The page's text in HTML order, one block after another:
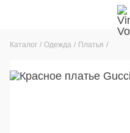
Каталог Одежда Платья